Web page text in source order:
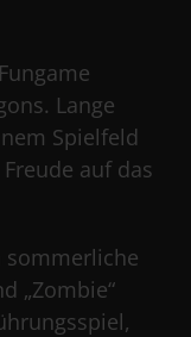
Lange
Spielfeld
auf das
sommerliche
„Zombie“